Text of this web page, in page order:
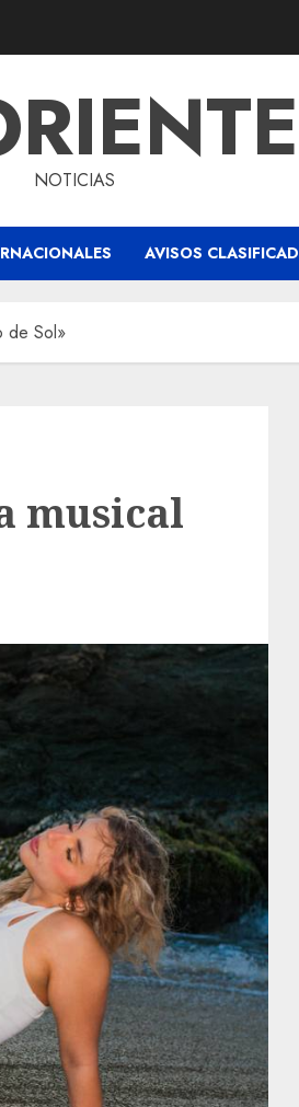
NOTICIAS
AVISOS
de Sol»
musical